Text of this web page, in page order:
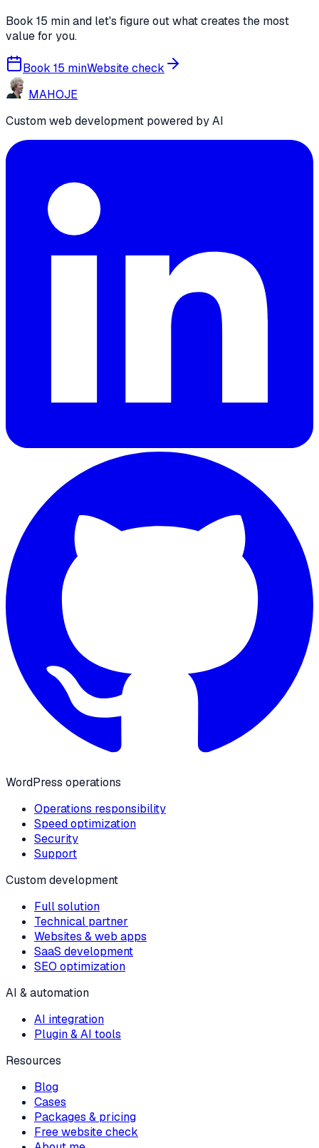
Book 15 min and let's figure out what creates the most
value for you.
Book 15 minWebsite check
MAHOJE
Custom web development powered by AI
WordPress operations
Operations responsibility
Speed optimization
Security
Support
Custom development
Full solution
Technical partner
Websites & web apps
SaaS development
SEO optimization
AI & automation
AI integration
Plugin & AI tools
Resources
Blog
Cases
Packages & pricing
Free website check